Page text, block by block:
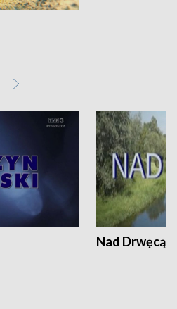
Nad Drwęcą